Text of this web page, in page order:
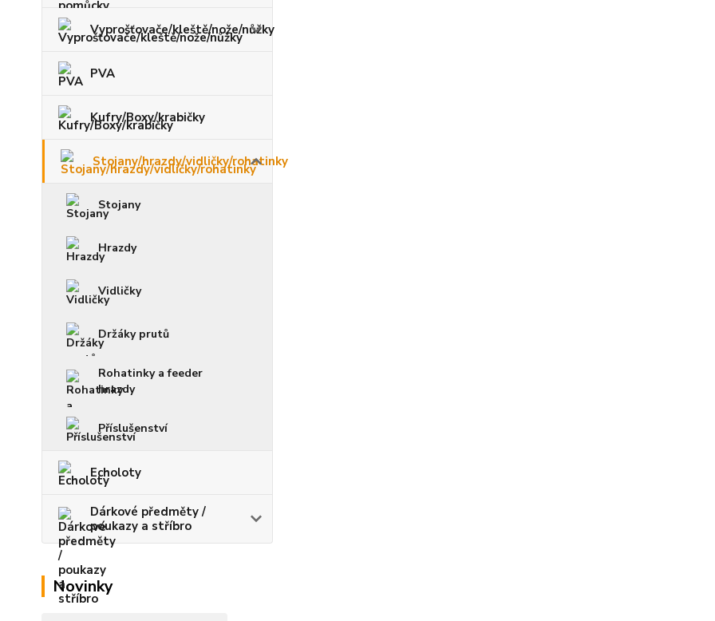
Vyprošťovače/kleště/nože/nůžky
PVA
Kufry/Boxy/krabičky
Stojany/hrazdy/vidličky/rohatinky
Stojany
Hrazdy
Vidličky
Držáky prutů
Rohatinky a feeder
hrazdy
Příslušenství
Echoloty
Dárkové předměty /
poukazy a stříbro
Novinky